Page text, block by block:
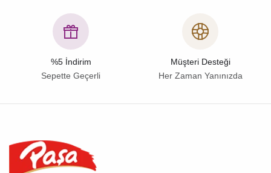
%5 İndirim
Sepette Geçerli
Müşteri Desteği
Her Zaman Yanınızda